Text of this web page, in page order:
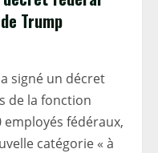
Trump
signé un décret
de la fonction
fédéraux,
catégorie « à